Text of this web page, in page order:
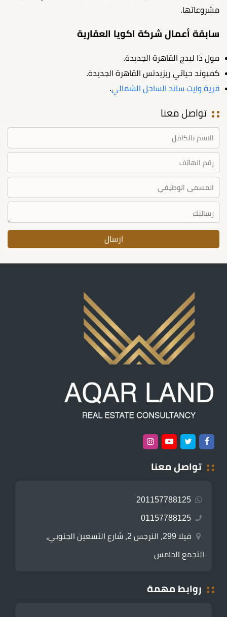
مشروعاتها.
سابقة أعمال شركة اكويا العقارية
مول ذا ليدج القاهرة الجديدة.
كمبوند حياتي ريزيدنس القاهرة الجديدة.
قرية وايت ساند الساحل الشمالي.
تواصل معنا
تواصل معنا
201157788125
01157788125
فيلا 299، النرجس 2، شارع التسعين الجنوبي،
التجمع الخامس
روابط مهمة